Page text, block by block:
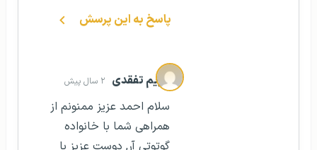
پاسخ به این پرسش
مریم تفقدی ۲ سال پیش
سلام احمد عزیز ممنونم از
همراهی شما با خانواده